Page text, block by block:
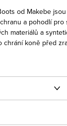
od Makebe
a pohodlí
materiálů a
chrání koně před